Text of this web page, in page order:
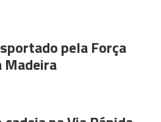
pela Força
Madeira